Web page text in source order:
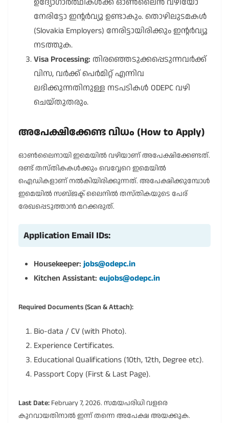
നേരിട്ടോ ഇന്റർവ്യൂ ഉണ്ടാകും. തൊഴിലുടമകൾ
(Slovakia Employers) നേരിട്ടായിരിക്കും ഇന്റർവ്യൂ
നടത്തുക.
Visa Processing: തിരഞ്ഞെടുക്കപ്പെടുന്നവർക്ക്
വിസ, വർക്ക് പെർമിറ്റ് എന്നിവ
ലഭിക്കുന്നതിനുള്ള നടപടികൾ ODEPC വഴി
ചെയ്തുതരും.
അപേക്ഷിക്കേണ്ട വിധം (How to Apply)
ഓൺലൈനായി ഇമെയിൽ വഴിയാണ് അപേക്ഷിക്കേണ്ടത്.
രണ്ട് തസ്തികകൾക്കും വെവ്വേറെ ഇമെയിൽ
ഐഡികളാണ് നൽകിയിരിക്കുന്നത്. അപേക്ഷിക്കുമ്പോൾ
ഇമെയിൽ സബ്ജക്ട് ലൈനിൽ തസ്തികയുടെ പേര്
രേഖപ്പെടുത്താൻ മറക്കരുത്.
Application Email IDs:
Housekeeper: jobs@odepc.in
Kitchen Assistant: eujobs@odepc.in
Required Documents (Scan & Attach):
Bio-data / CV (with Photo).
Experience Certificates.
Educational Qualifications (10th, 12th, Degree etc).
Passport Copy (First & Last Page).
Last Date: February 7, 2026. സമയപരിധി വളരെ
കുറവായതിനാൽ ഇന്ന് തന്നെ അപേക്ഷ അയക്കുക.